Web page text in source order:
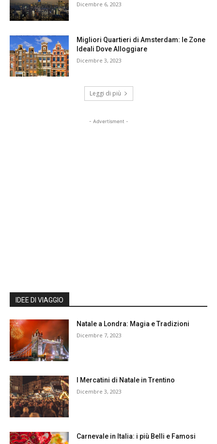
Dicembre 6, 2023
Migliori Quartieri di Amsterdam: le Zone
Ideali Dove Alloggiare
Dicembre 3, 2023
Leggi di più
- Advertisment -
IDEE DI VIAGGIO
Natale a Londra: Magia e Tradizioni
Dicembre 7, 2023
I Mercatini di Natale in Trentino
Dicembre 3, 2023
Carnevale in Italia: i più Belli e Famosi